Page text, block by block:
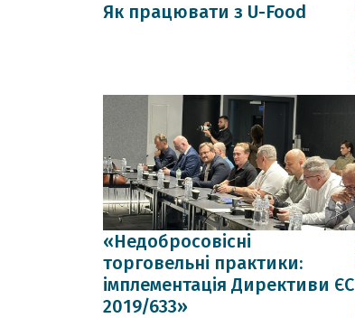
Як працювати з U-Food
«Недобросовісні
торговельні практики:
імплементація Директиви ЄС
2019/633»